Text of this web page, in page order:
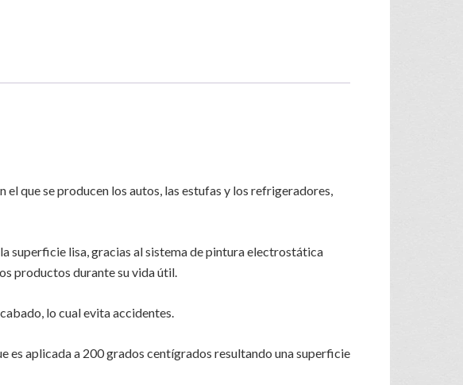
que se producen los autos, las estufas y los refrigeradores,
superficie lisa, gracias al sistema de pintura electrostática
productos durante su vida útil.
lo cual evita accidentes.
es aplicada a 200 grados centígrados resultando una superficie